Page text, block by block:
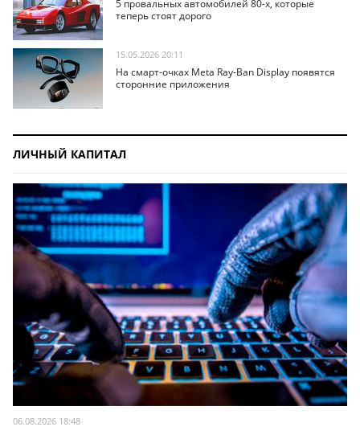
5 провальных автомобилей 80-х, которые
теперь стоят дорого
15.05.2026 20:11
На смарт-очках Meta Ray-Ban Display появятся
сторонние приложения
ЛИЧНЫЙ КАПИТАЛ
06.08.2026 18:48